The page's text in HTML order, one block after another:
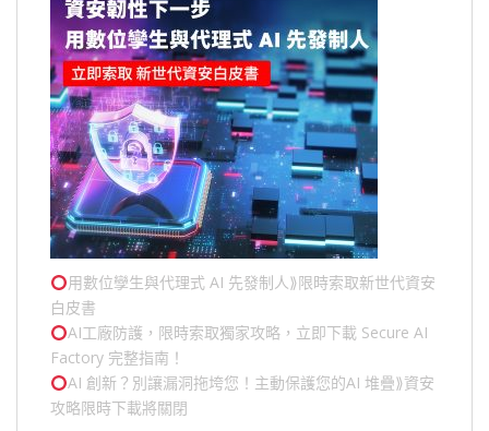
用數位孿生與代理式 AI 先發制人⟫限時索取新世代資安
白皮書
AI工廠防護，限時索取獨家攻略，立即下載 Secure AI
Factory 完整指南！
AI 創新？別讓漏洞拖垮您！主動保護您的AI 堆疊⟫資安
攻略限時下載將關閉